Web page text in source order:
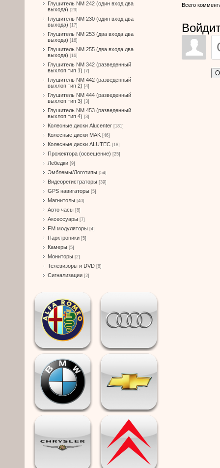
Глушитель NM 242 (один вход два
выхода) [29]
Глушитель NM 230 (один вход два
выхода) [17]
Глушитель NM 253 (два входа два
выхода) [16]
Глушитель NM 255 (два входа два
выхода) [16]
Глушитель NM 342 (разведенный
выхлоп тип 1) [7]
Глушитель NM 442 (разведенный
выхлоп тип 2) [4]
Глушитель NM 444 (разведенный
выхлоп тип 3) [3]
Глушитель NM 453 (разведенный
выхлоп тип 4) [3]
Колесные диски Alucenter [181]
Колесные диски MAK [46]
Колесные диски ALUTEC [18]
Прожектора (освещение) [25]
Лебедки [9]
Эмблемы/Логотипы [54]
Видеорегистраторы [39]
GPS навигаторы [5]
Магнитолы [40]
Авто часы [8]
Аксессуары [7]
FM модуляторы [4]
Парктроники [5]
Камеры [5]
Мониторы [2]
Телевизоры и DVD [8]
Сигнализации [2]
Всего